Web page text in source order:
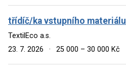
třídíč/ka vstupního materiálu
TextilEco a.s.
23. 7. 2026
· 25 000 – 30 000 Kč